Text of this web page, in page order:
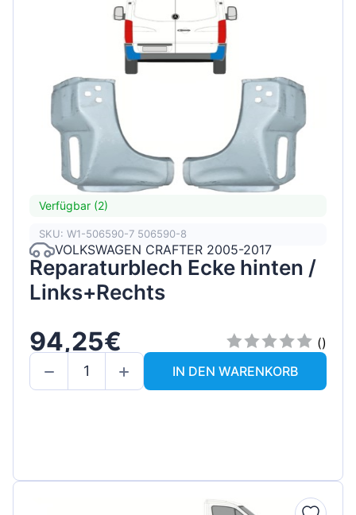
Verfügbar (2)
SKU: W1-506590-7 506590-8
VOLKSWAGEN CRAFTER 2005-2017
Reparaturblech Ecke hinten /
Links+Rechts
94,25€
()
IN DEN WARENKORB